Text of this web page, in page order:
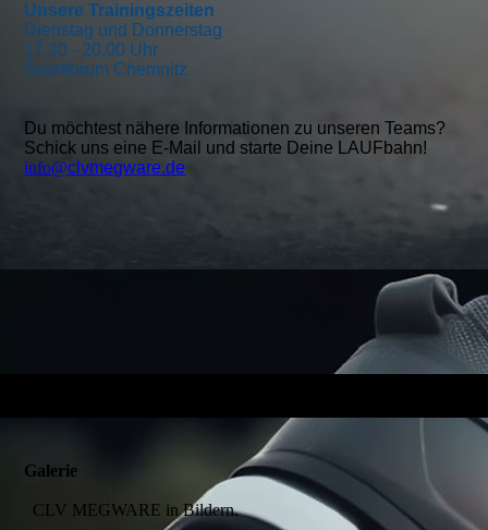
Unsere Trainingszeiten
Dienstag und Donnerstag
17.30 - 20.00 Uhr
Sportforum Chemnitz
Du möchtest nähere Informationen zu unseren Teams?
Schick uns eine E-Mail und starte Deine LAUFbahn!
info@clvmegware.de
Galerie
CLV MEGWARE in Bildern.